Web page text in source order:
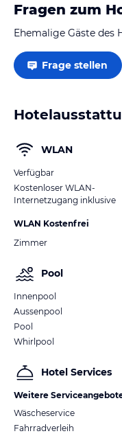
Fragen zum
Ehemalige Gäste des
Frage stellen
WLAN
Verfügbar
Kostenloser WLAN-
Internetzugang inklusive
WLAN Kostenfrei
Zimmer
Pool
Innenpool
Aussenpool
Pool
Whirlpool
Hotel Services
Weitere
Wäscheservice
Fahrradverleih